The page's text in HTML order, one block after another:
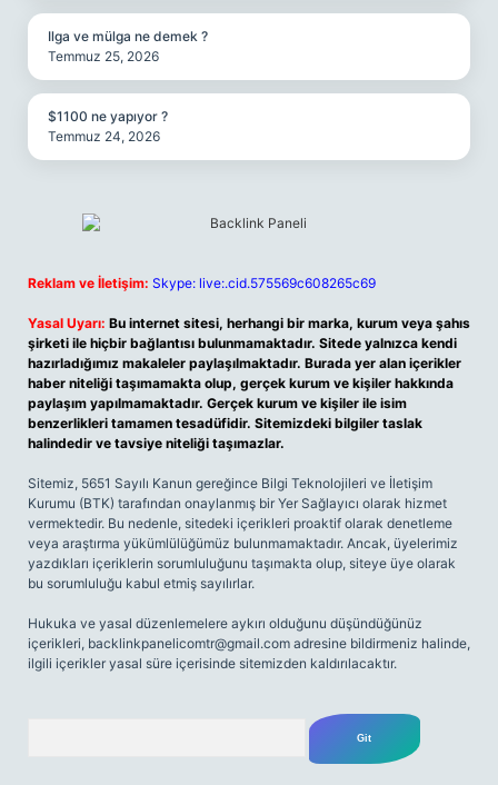
Ilga ve mülga ne demek ?
Temmuz 25, 2026
$1100 ne yapıyor ?
Temmuz 24, 2026
Reklam ve İletişim: Skype: live:.cid.575569c608265c69
Yasal Uyarı: Bu internet sitesi, herhangi bir marka, kurum veya şahıs
şirketi ile hiçbir bağlantısı bulunmamaktadır. Sitede yalnızca kendi
hazırladığımız makaleler paylaşılmaktadır. Burada yer alan içerikler
haber niteliği taşımamakta olup, gerçek kurum ve kişiler hakkında
paylaşım yapılmamaktadır. Gerçek kurum ve kişiler ile isim
benzerlikleri tamamen tesadüfidir. Sitemizdeki bilgiler taslak
halindedir ve tavsiye niteliği taşımazlar.
Sitemiz, 5651 Sayılı Kanun gereğince Bilgi Teknolojileri ve İletişim
Kurumu (BTK) tarafından onaylanmış bir Yer Sağlayıcı olarak hizmet
vermektedir. Bu nedenle, sitedeki içerikleri proaktif olarak denetleme
veya araştırma yükümlülüğümüz bulunmamaktadır. Ancak, üyelerimiz
yazdıkları içeriklerin sorumluluğunu taşımakta olup, siteye üye olarak
bu sorumluluğu kabul etmiş sayılırlar.
Hukuka ve yasal düzenlemelere aykırı olduğunu düşündüğünüz
içerikleri, backlinkpanelicomtr@gmail.com adresine bildirmeniz halinde,
ilgili içerikler yasal süre içerisinde sitemizden kaldırılacaktır.